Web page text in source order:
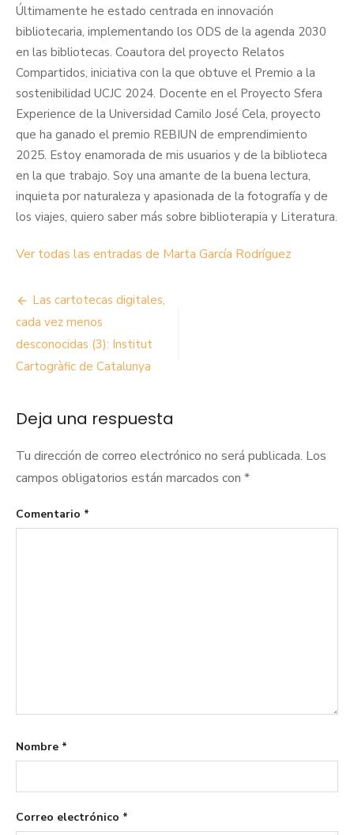
Últimamente he estado centrada en innovación
bibliotecaria, implementando los ODS de la agenda 2030
en las bibliotecas. Coautora del proyecto Relatos
Compartidos, iniciativa con la que obtuve el Premio a la
sostenibilidad UCJC 2024. Docente en el Proyecto Sfera
Experience de la Universidad Camilo José Cela, proyecto
que ha ganado el premio REBIUN de emprendimiento
2025. Estoy enamorada de mis usuarios y de la biblioteca
en la que trabajo. Soy una amante de la buena lectura,
inquieta por naturaleza y apasionada de la fotografía y de
los viajes, quiero saber más sobre biblioterapia y Literatura.
Ver todas las entradas de Marta García Rodríguez
Navegación
de
entradas
Las cartotecas digitales,
cada vez menos
desconocidas (3): Institut
Cartogràfic de Catalunya
Deja una respuesta
Tu dirección de correo electrónico no será publicada. Los
campos obligatorios están marcados con *
Comentario *
Nombre *
Correo electrónico *